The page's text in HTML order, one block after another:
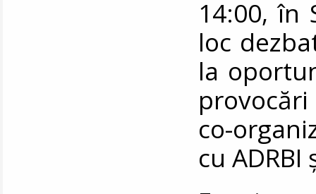
14:00, în
loc
la
co-
cu ADRBI